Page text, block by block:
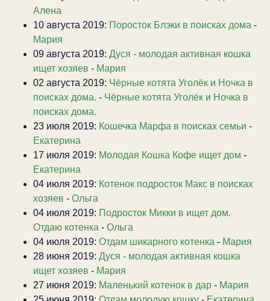
Алена
10 августа 2019: Поросток Блэки в поисках дома -
Мария
09 августа 2019: Дуся - молодая активная кошка
ищет хозяев - Мария
02 августа 2019: Чёрные котята Уголёк и Ночка в
поисках дома. - Чёрные котята Уголёк и Ночка в
поисках дома.
23 июля 2019: Кошечка Марфа в поисках семьи -
Екатерина
17 июля 2019: Молодая Кошка Кофе ищет дом -
Екатерина
04 июля 2019: Котенок подросток Макс в поисках
хозяев - Ольга
04 июля 2019: Подросток Микки в ищет дом.
Отдаю котенка - Ольга
04 июля 2019: Отдам шикарного котенка - Мария
28 июня 2019: Дуся - молодая активная кошка
ищет хозяев - Мария
27 июня 2019: Маленький котенок в дар - Мария